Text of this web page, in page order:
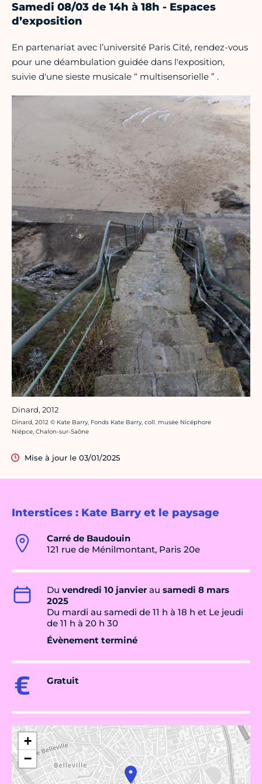
Interstices : Kate Barry et le paysage
Carré de Baudouin
121 rue de Ménilmontant, Paris 20e
Du vendredi 10 janvierau samedi 8 mars
2025
Du mardi au samedi de 11 h à 18 h et Le jeudi
de 11 h à 20 h 30
Évènement terminé
Gratuit
+
−
Samedi 08/03 de 14h à 18h - Espaces
d’exposition
En partenariat avec l’université Paris Cité, rendez-vous
pour une déambulation guidée dans l'exposition,
suivie d'une sieste musicale “ multisensorielle ” .
Dinard, 2012
Crédit photo :
Dinard, 2012 © Kate Barry, Fonds Kate Barry, coll. musée Nicéphore
Niépce, Chalon-sur-Saône
Mise à jour le 03/01/2025